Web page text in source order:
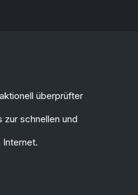
überprüfter
zur schnellen und
Internet.